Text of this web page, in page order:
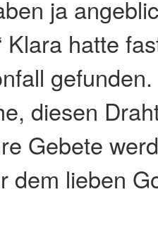
ja
Klara hatte
diesen
Gebete
dem lieben